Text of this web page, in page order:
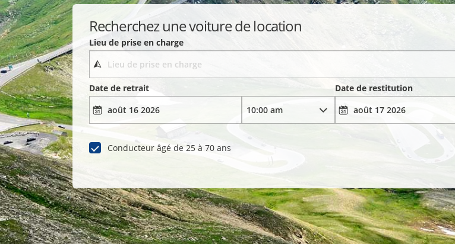
Recherchez une voiture de location
Lieu de prise en charge
Date de retrait
Date de restitution
Conducteur âgé de 25 à 70 ans